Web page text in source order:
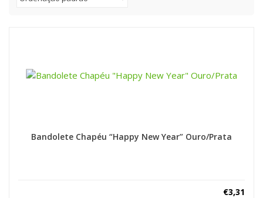
Bandolete Chapéu “Happy New Year” Ouro/Prata
€3,31